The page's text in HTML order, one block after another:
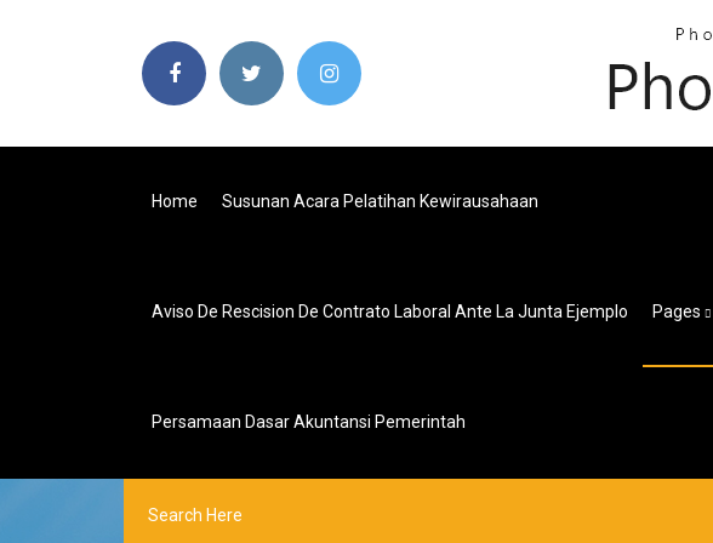
Home Susunan Acara Pelatihan Kewirausahaan
Aviso De Rescision De Contrato Laboral Ante La Junta Ejemplo Pages
Persamaan Dasar Akuntansi Pemerintah